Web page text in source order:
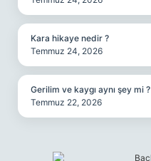
Kara hikaye nedir ?
Temmuz 24, 2026
Gerilim ve kaygı aynı şey mi ?
Temmuz 22, 2026